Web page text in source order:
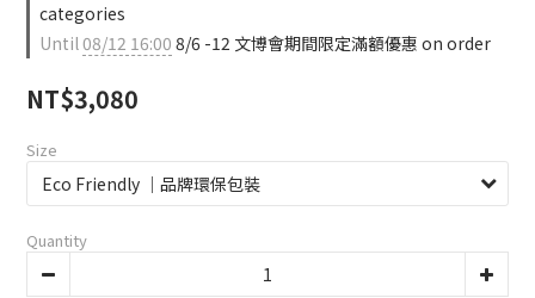
categories
Until08/12 16:00 8/6 -12 文博會期間限定滿額優惠 on order
NT$3,080
Size
Quantity